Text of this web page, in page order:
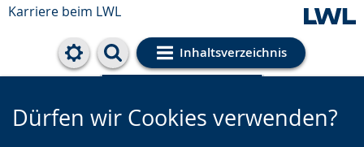
Karriere beim LWL
Inhaltsverzeichnis
Cookie-Einstellungen
Dürfen wir Cookies verwenden?